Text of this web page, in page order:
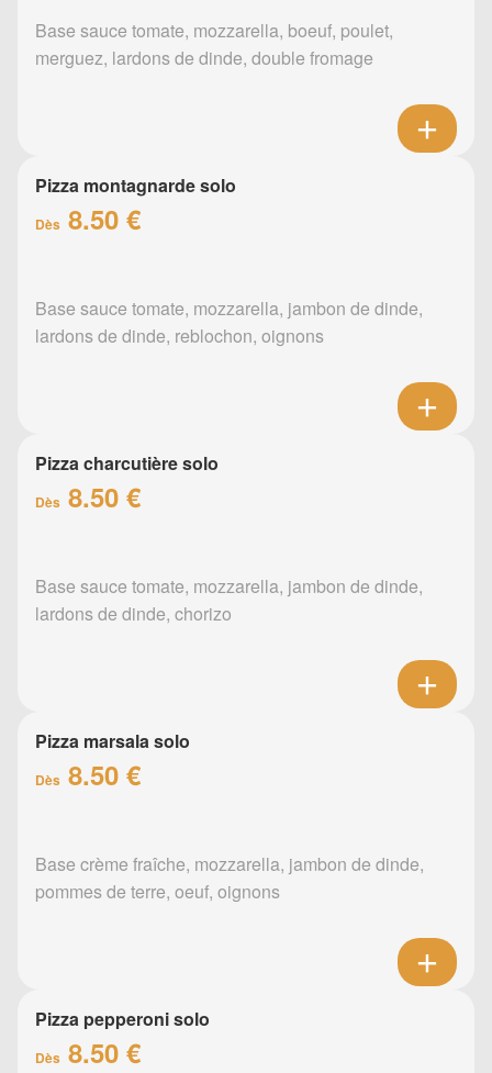
Base sauce tomate, mozzarella, boeuf, poulet,
merguez, lardons de dinde, double fromage
Pizza montagnarde solo
Dès 8.50 €
Base sauce tomate, mozzarella, jambon de dinde,
lardons de dinde, reblochon, oignons
Pizza charcutière solo
Dès 8.50 €
Base sauce tomate, mozzarella, jambon de dinde,
lardons de dinde, chorizo
Pizza marsala solo
Dès 8.50 €
Base crème fraîche, mozzarella, jambon de dinde,
pommes de terre, oeuf, oignons
Pizza pepperoni solo
Dès 8.50 €